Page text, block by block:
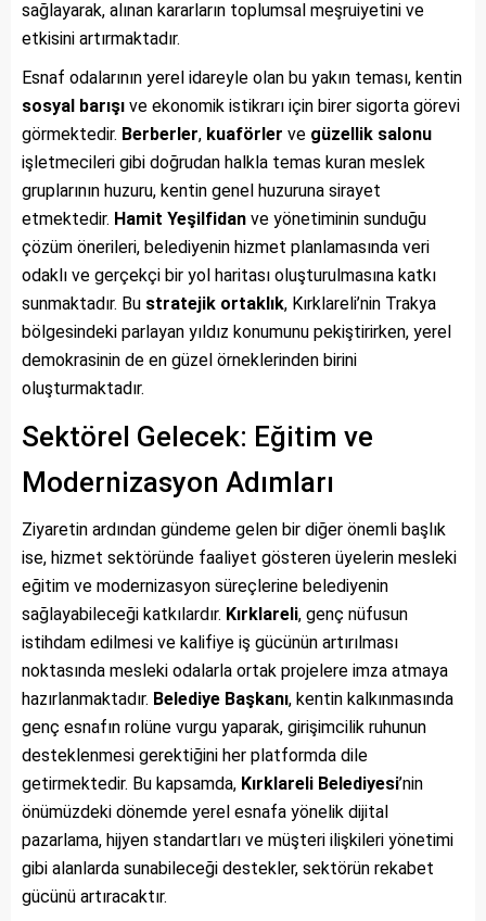
sağlayarak, alınan kararların toplumsal meşruiyetini ve
etkisini artırmaktadır.
Esnaf odalarının yerel idareyle olan bu yakın teması, kentin
sosyal barışı ve ekonomik istikrarı için birer sigorta görevi
görmektedir. Berberler, kuaförler ve güzellik salonu
işletmecileri gibi doğrudan halkla temas kuran meslek
gruplarının huzuru, kentin genel huzuruna sirayet
etmektedir. Hamit Yeşilfidan ve yönetiminin sunduğu
çözüm önerileri, belediyenin hizmet planlamasında veri
odaklı ve gerçekçi bir yol haritası oluşturulmasına katkı
sunmaktadır. Bu stratejik ortaklık, Kırklareli’nin Trakya
bölgesindeki parlayan yıldız konumunu pekiştirirken, yerel
demokrasinin de en güzel örneklerinden birini
oluşturmaktadır.
Sektörel Gelecek: Eğitim ve
Modernizasyon Adımları
Ziyaretin ardından gündeme gelen bir diğer önemli başlık
ise, hizmet sektöründe faaliyet gösteren üyelerin mesleki
eğitim ve modernizasyon süreçlerine belediyenin
sağlayabileceği katkılardır. Kırklareli, genç nüfusun
istihdam edilmesi ve kalifiye iş gücünün artırılması
noktasında mesleki odalarla ortak projelere imza atmaya
hazırlanmaktadır. Belediye Başkanı, kentin kalkınmasında
genç esnafın rolüne vurgu yaparak, girişimcilik ruhunun
desteklenmesi gerektiğini her platformda dile
getirmektedir. Bu kapsamda, Kırklareli Belediyesi’nin
önümüzdeki dönemde yerel esnafa yönelik dijital
pazarlama, hijyen standartları ve müşteri ilişkileri yönetimi
gibi alanlarda sunabileceği destekler, sektörün rekabet
gücünü artıracaktır.